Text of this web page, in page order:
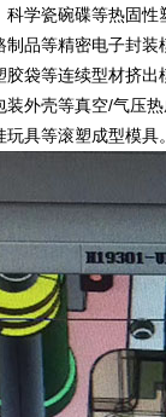
学瓷碗碟等热固性
品等精密电子封装
袋等连续型材挤出
外壳等真空/气压热
具等滚塑成型模具。